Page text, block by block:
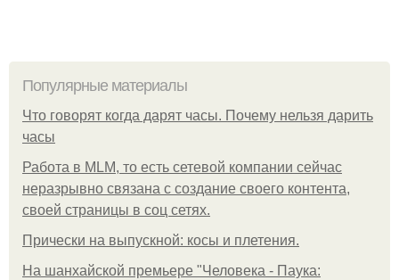
Популярные материалы
Что говорят когда дарят часы. Почему нельзя дарить
часы
Работа в MLM, то есть сетевой компании сейчас
неразрывно связана с создание своего контента,
своей страницы в соц сетях.
Прически на выпускной: косы и плетения.
На шанхайской премьере "Человека - Паука: